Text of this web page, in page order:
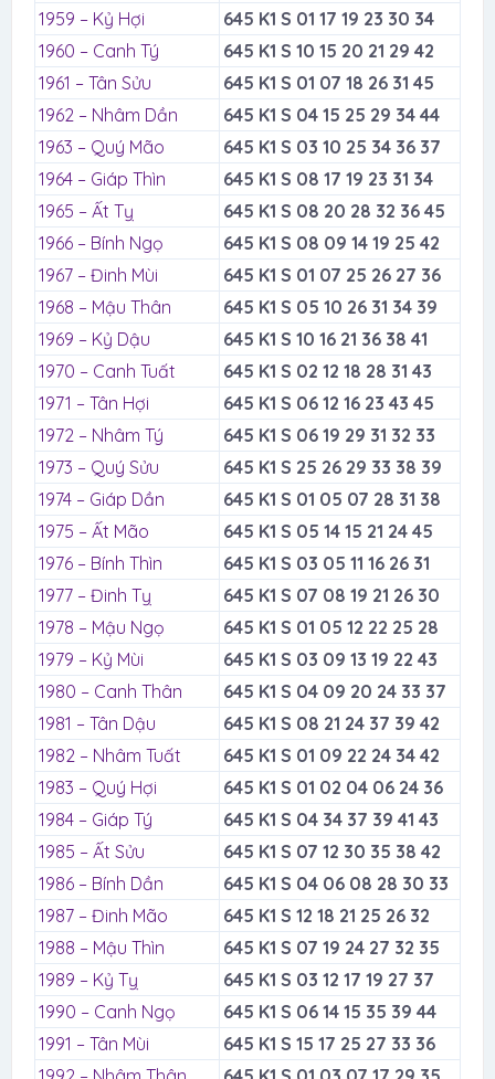
1959 – Kỷ Hợi
645 K1 S 01 17 19 23 30 34
1960 – Canh Tý
645 K1 S 10 15 20 21 29 42
1961 – Tân Sửu
645 K1 S 01 07 18 26 31 45
1962 – Nhâm Dần
645 K1 S 04 15 25 29 34 44
1963 – Quý Mão
645 K1 S 03 10 25 34 36 37
1964 – Giáp Thìn
645 K1 S 08 17 19 23 31 34
1965 – Ất Tỵ
645 K1 S 08 20 28 32 36 45
1966 – Bính Ngọ
645 K1 S 08 09 14 19 25 42
1967 – Đinh Mùi
645 K1 S 01 07 25 26 27 36
1968 – Mậu Thân
645 K1 S 05 10 26 31 34 39
1969 – Kỷ Dậu
645 K1 S 10 16 21 36 38 41
1970 – Canh Tuất
645 K1 S 02 12 18 28 31 43
1971 – Tân Hợi
645 K1 S 06 12 16 23 43 45
1972 – Nhâm Tý
645 K1 S 06 19 29 31 32 33
1973 – Quý Sửu
645 K1 S 25 26 29 33 38 39
1974 – Giáp Dần
645 K1 S 01 05 07 28 31 38
1975 – Ất Mão
645 K1 S 05 14 15 21 24 45
1976 – Bính Thìn
645 K1 S 03 05 11 16 26 31
1977 – Đinh Tỵ
645 K1 S 07 08 19 21 26 30
1978 – Mậu Ngọ
645 K1 S 01 05 12 22 25 28
1979 – Kỷ Mùi
645 K1 S 03 09 13 19 22 43
1980 – Canh Thân
645 K1 S 04 09 20 24 33 37
1981 – Tân Dậu
645 K1 S 08 21 24 37 39 42
1982 – Nhâm Tuất
645 K1 S 01 09 22 24 34 42
1983 – Quý Hợi
645 K1 S 01 02 04 06 24 36
1984 – Giáp Tý
645 K1 S 04 34 37 39 41 43
1985 – Ất Sửu
645 K1 S 07 12 30 35 38 42
1986 – Bính Dần
645 K1 S 04 06 08 28 30 33
1987 – Đinh Mão
645 K1 S 12 18 21 25 26 32
1988 – Mậu Thìn
645 K1 S 07 19 24 27 32 35
1989 – Kỷ Tỵ
645 K1 S 03 12 17 19 27 37
1990 – Canh Ngọ
645 K1 S 06 14 15 35 39 44
1991 – Tân Mùi
645 K1 S 15 17 25 27 33 36